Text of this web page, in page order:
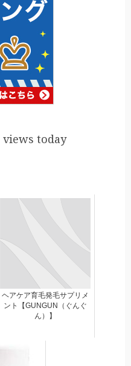
today
ヘアケア育毛発毛サプリメ
ント【GUNGUN（ぐんぐ
ん）】